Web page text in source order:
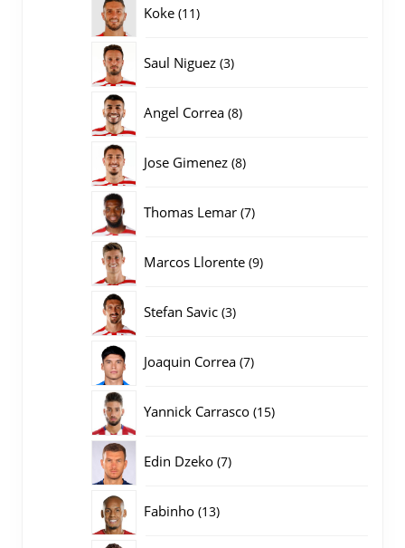
Koke 1111
Saul Niguez 33
Angel Correa 88
Jose Gimenez 88
Thomas Lemar 77
Marcos Llorente 99
Stefan Savic 33
Joaquin Correa 77
Yannick Carrasco 1515
Edin Dzeko 77
Fabinho 1313